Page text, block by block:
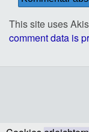
This site uses
comment data is